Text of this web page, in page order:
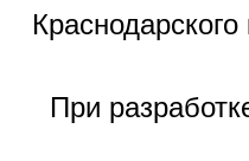
Краснодарского
При